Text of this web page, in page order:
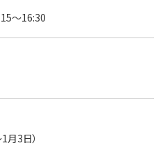
〜16:30
月3日）